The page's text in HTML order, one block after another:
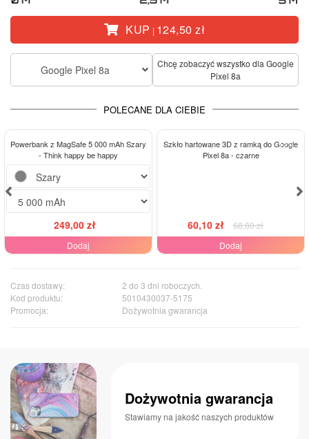
KUP | 124,50 zł
Google Pixel 8a
Chcę zobaczyć wszystko dla Google
Pixel 8a
POLECANE DLA CIEBIE
Powerbank z MagSafe 5 000 mAh Szary
- Think happy be happy
249,00 zł
Dodaj
-13%
Szkło hartowane 3D z ramką do Google
Pixel 8a - czarne
60,10 zł
68,80 zł
Dodaj
Czas dostawy:
2 do 3 dni roboczych.
Kod produktu:
5010430037-5175
Promocja:
Dożywotnia gwarancja
Dożywotnia gwarancja
Stawiamy na jakość naszych produktów